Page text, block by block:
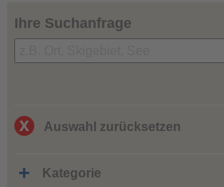
Ihre Suchanfrage
Auswahl zurücksetzen
Kategorie